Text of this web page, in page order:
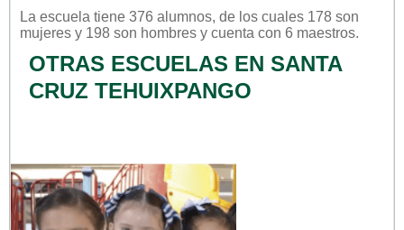
La escuela tiene 376 alumnos, de los cuales 178 son
mujeres y 198 son hombres y cuenta con 6 maestros.
OTRAS ESCUELAS EN SANTA
CRUZ TEHUIXPANGO